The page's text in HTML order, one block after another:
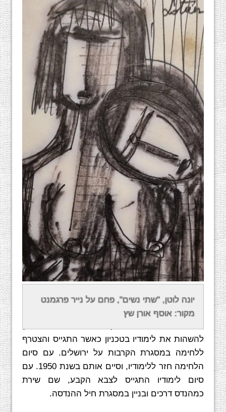
מקור: אוסף אורן שץ
מקור: אוסף אורן שץ
יונה לוטן, "שתי נשים", פחם על נייר פרגמנט
מקור: אוסף אורן שץ
בשנת 1946 החל לוטן בלימודי הנדסה במסגרת
הטכניון בחיפה, ובמהלך תקופה זו התפרנס מעבודה
להשהות את לימודיו בטכניון כאשר התגייס והצטרף
ללחימה במסגרת הקרבות על ירושלים. עם סיום
הלחימה חזר ללימודיו, וסיים אותם בשנת 1950. עם
סיום לימודיו התגייס לצבא הקבע, שם שירת
כמהנדס דרכים ובניין במסגרת חיל ההנדסה.